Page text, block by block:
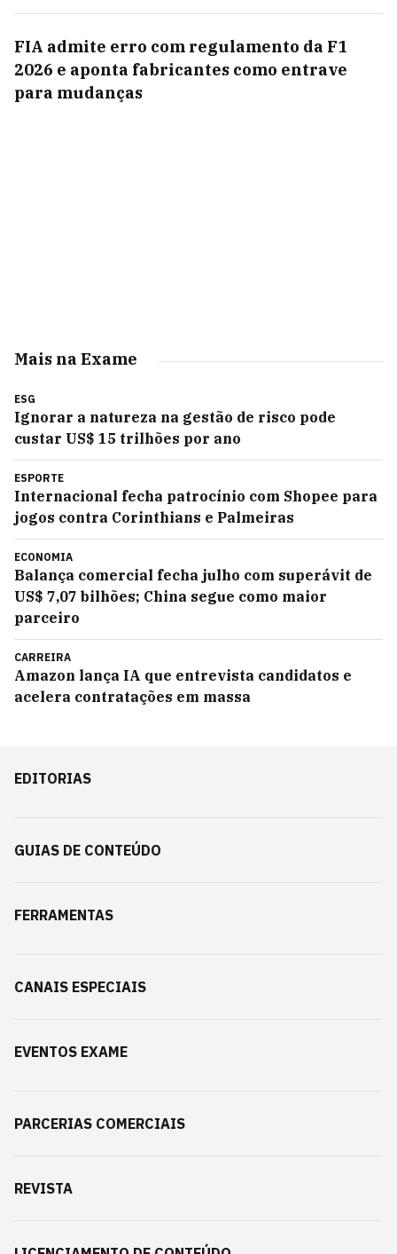
FIA admite erro com regulamento da F1
2026 e aponta fabricantes como entrave
para mudanças
Mais na Exame
ESG
Ignorar a natureza na gestão de risco pode
custar US$ 15 trilhões por ano
ESPORTE
Internacional fecha patrocínio com Shopee para
jogos contra Corinthians e Palmeiras
ECONOMIA
Balança comercial fecha julho com superávit de
US$ 7,07 bilhões; China segue como maior
parceiro
CARREIRA
Amazon lança IA que entrevista candidatos e
acelera contratações em massa
EDITORIAS
GUIAS DE CONTEÚDO
FERRAMENTAS
CANAIS ESPECIAIS
EVENTOS EXAME
PARCERIAS COMERCIAIS
REVISTA